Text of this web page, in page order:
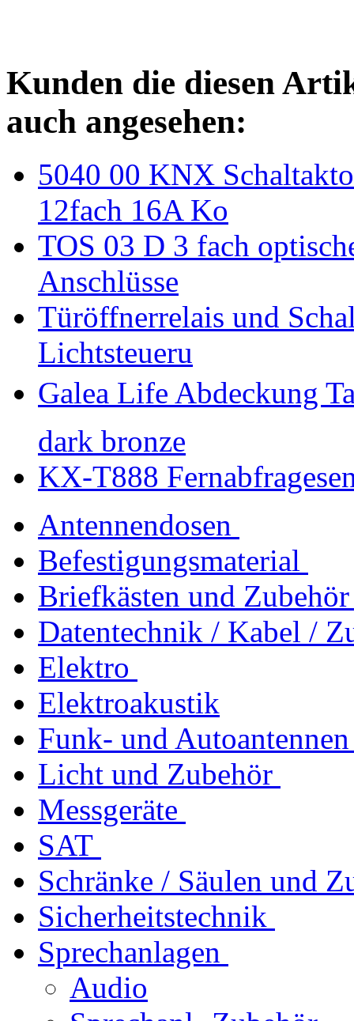
Kunden die diesen
auch angesehen:
5040 00 KNX
12fach 16A Ko
TOS 03 D 3 fach
Anschlüsse
Türöffnerrelais und
Lichtsteueru
Galea Life Abdeckung
dark bronze
KX-T888
Antennendosen
Befestigungsmaterial
Briefkästen und Zubehör
Datentechnik / Kabel /
Elektro
Elektroakustik
Funk- und Autoantennen
Licht und Zubehör
Messgeräte
SAT
Schränke / Säulen und
Sicherheitstechnik
Sprechanlagen
Audio